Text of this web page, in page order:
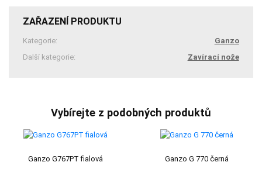
ZAŘAZENÍ PRODUKTU
Kategorie:
Ganzo
Další kategorie:
Zavírací nože
Vybírejte z podobných produktů
Ganzo G767PT fialová Ganzo G 770 černá